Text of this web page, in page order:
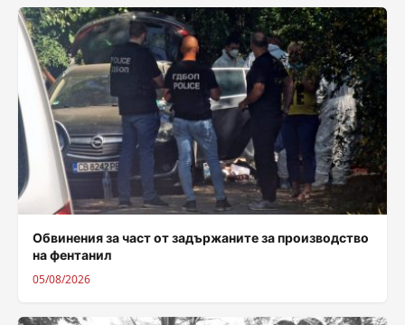
Обвинения за част от задържаните за производство
на фентанил
05/08/2026